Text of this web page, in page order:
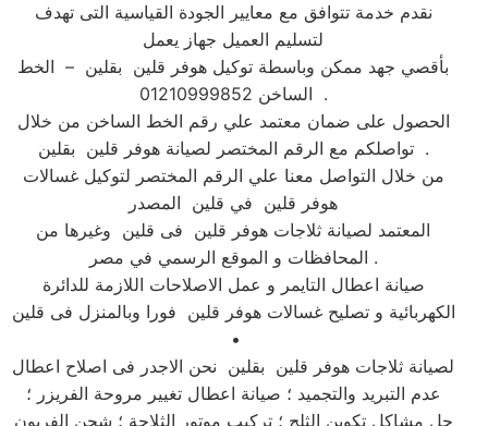
نقدم خدمة تتوافق مع معايير الجودة القياسية التى تهدف
لتسليم العميل جهاز يعمل
بأقصي جهد ممكن وباسطة توكيل هوفر قلين بقلين – الخط
الساخن 01210999852 .
الحصول على ضمان معتمد علي رقم الخط الساخن من خلال
تواصلكم مع الرقم المختصر لصيانة هوفر قلين بقلين .
من خلال التواصل معنا علي الرقم المختصر لتوكيل غسالات
هوفر قلين في قلين المصدر
المعتمد لصيانة ثلاجات هوفر قلين فى قلين وغيرها من
المحافظات و الموقع الرسمي في مصر .
صيانة اعطال التايمر و عمل الاصلاحات اللازمة للدائرة
الكهربائية و تصليح غسالات هوفر قلين فورا وبالمنزل فى قلين
•
لصيانة ثلاجات هوفر قلين بقلين نحن الاجدر فى اصلاح اعطال
عدم التبريد والتجميد ؛ صيانة اعطال تغيير مروحة الفريزر ؛
حل مشاكل تكوين الثلج ؛ تركيب موتور الثلاجة ؛ شحن الفريون